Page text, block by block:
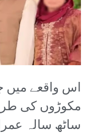
اس واقعے میں
مکوڑوں کی
ساٹھ سالہ